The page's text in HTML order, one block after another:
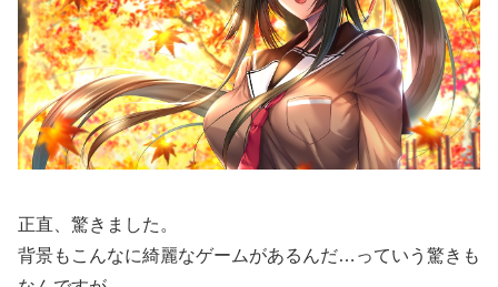
正直、驚きました。
背景もこんなに綺麗なゲームがあるんだ…っていう驚きも